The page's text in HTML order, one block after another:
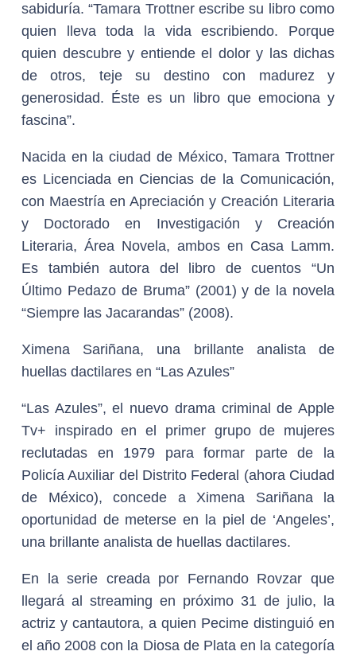
sabiduría. “Tamara Trottner escribe su libro como
quien lleva toda la vida escribiendo. Porque
quien descubre y entiende el dolor y las dichas
de otros, teje su destino con madurez y
generosidad. Éste es un libro que emociona y
fascina”.
Nacida en la ciudad de México, Tamara Trottner
es Licenciada en Ciencias de la Comunicación,
con Maestría en Apreciación y Creación Literaria
y Doctorado en Investigación y Creación
Literaria, Área Novela, ambos en Casa Lamm.
Es también autora del libro de cuentos “Un
Último Pedazo de Bruma” (2001) y de la novela
“Siempre las Jacarandas” (2008).
Ximena Sariñana, una brillante analista de
huellas dactilares en “Las Azules”
“Las Azules”, el nuevo drama criminal de Apple
Tv+ inspirado en el primer grupo de mujeres
reclutadas en 1979 para formar parte de la
Policía Auxiliar del Distrito Federal (ahora Ciudad
de México), concede a Ximena Sariñana la
oportunidad de meterse en la piel de ‘Angeles’,
una brillante analista de huellas dactilares.
En la serie creada por Fernando Rovzar que
llegará al streaming en próximo 31 de julio, la
actriz y cantautora, a quien Pecime distinguió en
el año 2008 con la Diosa de Plata en la categoría